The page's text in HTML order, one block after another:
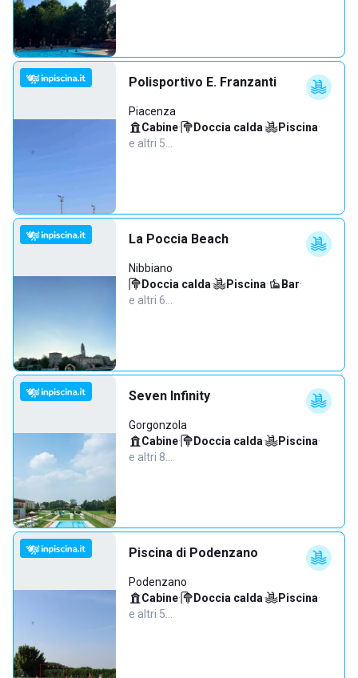
Polisportivo E. Franzanti
Piacenza
Cabine· Doccia calda· Piscina·
e altri 5…
La Poccia Beach
Nibbiano
Doccia calda· Piscina· Bar·
e altri 6…
Seven Infinity
Gorgonzola
Cabine· Doccia calda· Piscina·
e altri 8…
Piscina di Podenzano
Podenzano
Cabine· Doccia calda· Piscina·
e altri 5…